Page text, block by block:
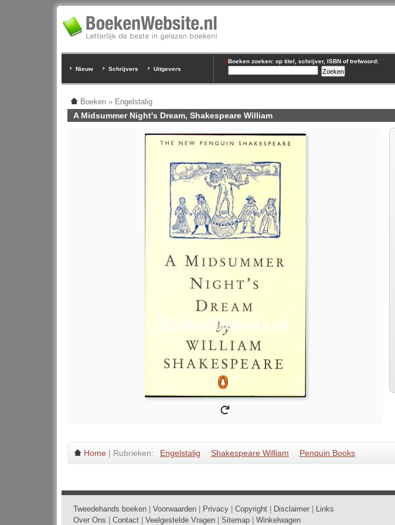
Nieuw Schrijvers Uitgevers
Boeken zoeken: op titel, schrijver, ISBN of trefwoord:
Boeken » Engelstalig
A Midsummer Night's Dream, Shakespeare William
Home | Rubrieken: Engelstalig Shakespeare William Penquin Books
Tweedehands boeken Voorwaarden Privacy Copyright Disclaimer
Links
Over Ons
Contact Veelgestelde Vragen Sitemap Winkelwagen